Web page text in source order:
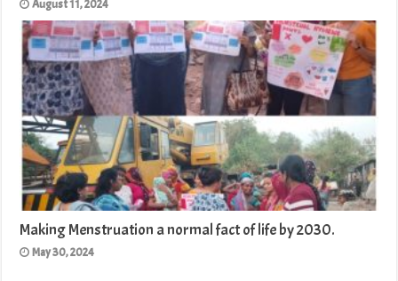
August 11, 2024
Making Menstruation a normal fact of life by 2030.
May 30, 2024